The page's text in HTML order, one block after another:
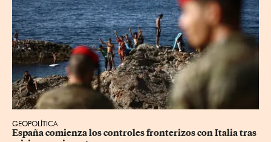
GEOPOLÍTICA
España comienza los controles fronterizos con Italia tras